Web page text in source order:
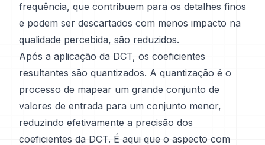
frequência, que contribuem para os detalhes finos
e podem ser descartados com menos impacto na
qualidade percebida, são reduzidos.
Após a aplicação da DCT, os coeficientes
resultantes são quantizados. A quantização é o
processo de mapear um grande conjunto de
valores de entrada para um conjunto menor,
reduzindo efetivamente a precisão dos
coeficientes da DCT. É aqui que o aspecto com